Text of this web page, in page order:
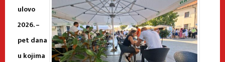
ulovo
2026. –
pet dana
u kojima